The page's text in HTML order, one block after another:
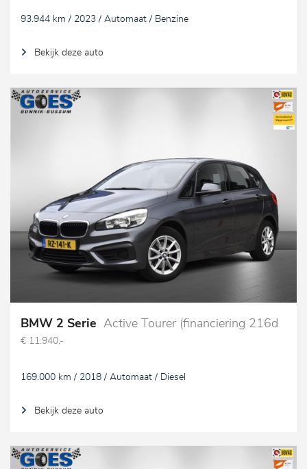
93.944 km / 2023 / Automaat / Benzine
Bekijk deze auto
BMW 2 Serie Active Tourer (financiering 216d
€ 11.940,-
169.000 km / 2018 / Automaat / Diesel
Bekijk deze auto